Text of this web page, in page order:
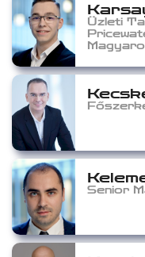
Üzleti
Senior